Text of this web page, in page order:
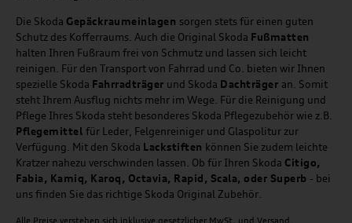
Die Skoda Gepäckraumeinlagen sorgen stets für einen guten
Schutz des Kofferraums. Auch die Original Skoda Fußmatten
halten Ihren Fußraum frei von Schmutz und lassen sich leicht
reinigen. Für den Transport von Fahrrad und Co. bieten wir Ihnen
spezielle Skoda Fahrradträger und Skoda Dachträger an. Somit
steht Ihrem Ausflug nichts mehr im Wege. Für die Reinigung und
Pflege Ihres Skoda steht besonderes Skoda Pflegezubehör wie z.B.
Pflegemittel für Leder, Felgenreiniger und Glaspolitur zur
Verfügung. Mit den Skoda Lackstiften können Sie zudem leichte
Kratzer nahezu verschwinden lassen. Ob für Ihren Skoda Citigo,
Fabia, Kamiq, Karoq, Octavia, Rapid, Scala, oder Superb - bei
uns finden Sie das richtige Skoda Original Zubehör.
Alle Preise verstehen sich inklusive gesetzlicher MwSt. und Versand